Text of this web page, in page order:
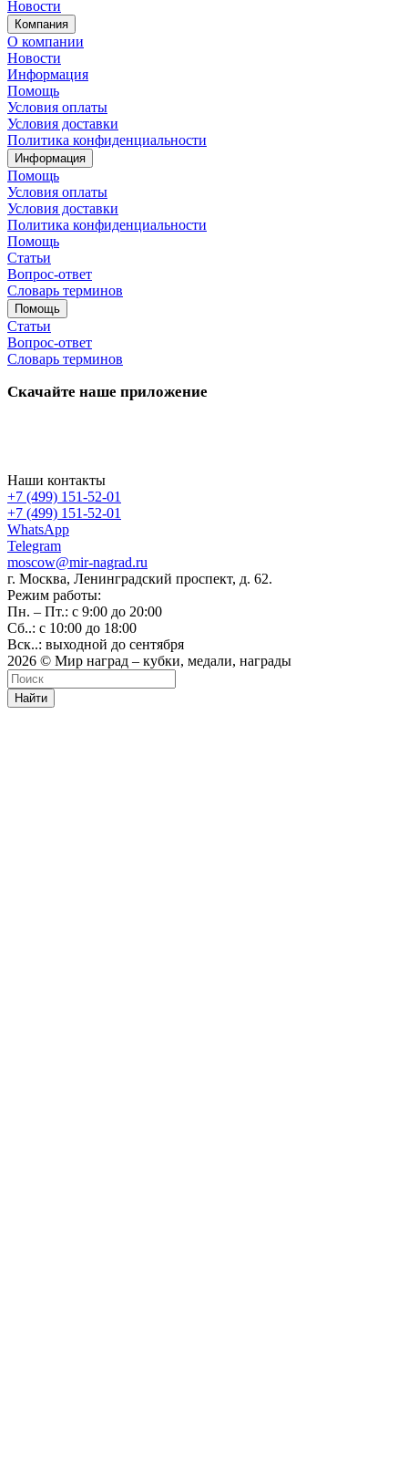
Новости
Компания
О компании
Новости
Информация
Помощь
Условия оплаты
Условия доставки
Политика конфиденциальности
Информация
Помощь
Условия оплаты
Условия доставки
Политика конфиденциальности
Помощь
Статьи
Вопрос-ответ
Словарь терминов
Помощь
Статьи
Вопрос-ответ
Словарь терминов
Скачайте наше приложение
Наши контакты
+7 (499) 151-52-01
+7 (499) 151-52-01
WhatsApp
Telegram
moscow@mir-nagrad.ru
г. Москва, Ленинградский проспект, д. 62.
Режим работы:
Пн. – Пт.: с 9:00 до 20:00
Сб..: с 10:00 до 18:00
Вск..: выходной до сентября
2026 © Мир наград – кубки, медали, награды
Найти